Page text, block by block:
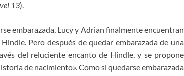
13).
embarazada, Lucy y Adrian finalmente encuentran
Pero después de quedar embarazada de una
del reluciente encanto de Hindle, y se propone
de nacimiento». Como si quedarse embarazada